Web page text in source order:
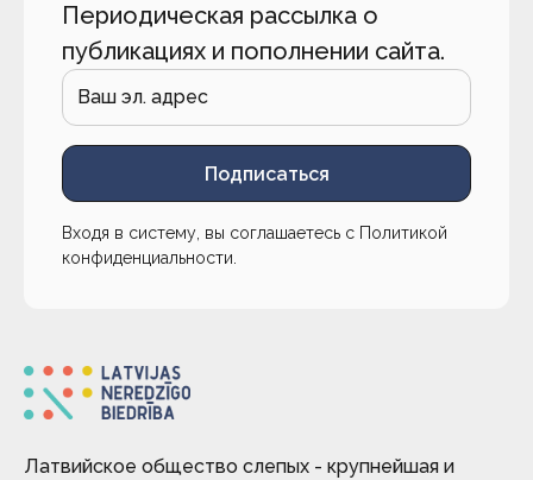
Периодическая рассылка о
публикациях и пополнении сайта.
Подписаться
Входя в систему, вы соглашаетесь с Политикой
конфиденциальности
Латвийское общество слепых - крупнейшая и